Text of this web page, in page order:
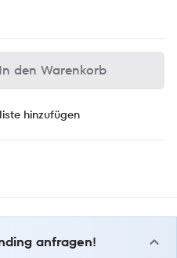
In den Warenkorb
hinzufügen
anfragen!